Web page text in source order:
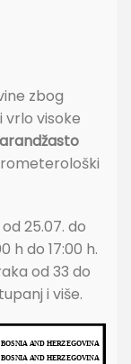
zbog
visoke
25.07. do
h do 17:00 h.
od 33 do
i više.